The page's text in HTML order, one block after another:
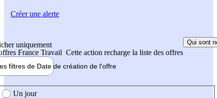
uniquement
France Travail Cette action recharge la liste des offres
Qui sont
filtres de Date de création de l'offre
création de l'offre
Un jour
Créer une alerte